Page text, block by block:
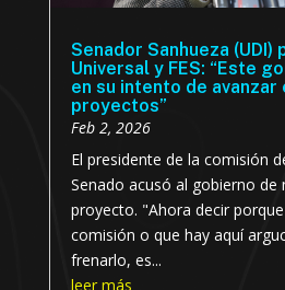
Senador Sanhueza (UDI)
Universal y FES: “Este
en su intento de avanzar
proyectos”
Feb 2, 2026
El presidente de la comisión
Senado acusó al gobierno de
proyecto. "Ahora decir
comisión o que hay aquí
frenarlo, es...
leer más